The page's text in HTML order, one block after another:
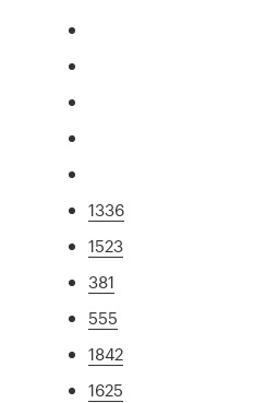
1336
1523
381
555
1842
1625